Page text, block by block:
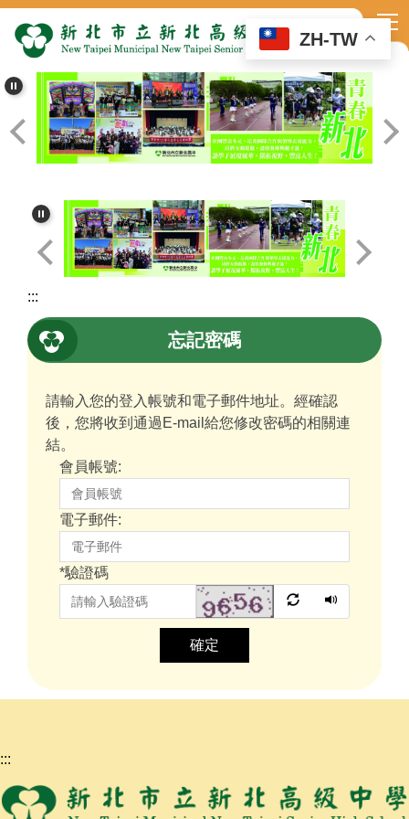
到
要
內
容
區
ZH-TW
:::
忘記密碼
請輸入您的登入帳號和電子郵件地址。經確認
後，您將收到通過E-mail給您修改密碼的相關連
結。
會員帳號:
電子郵件:
*驗證碼
確定
:::